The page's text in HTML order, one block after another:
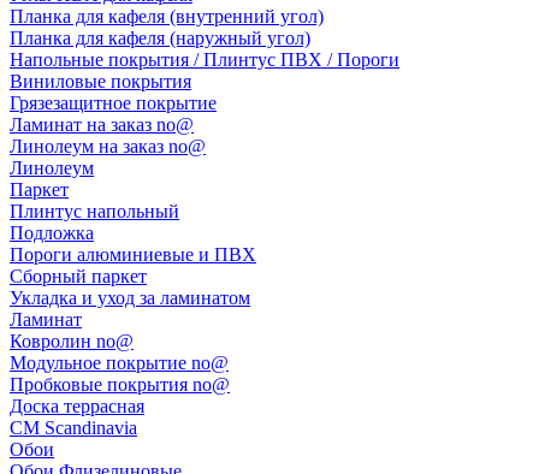
Планка для кафеля (внутренний угол)
Планка для кафеля (наружный угол)
Напольные покрытия / Плинтус ПВХ / Пороги
Виниловые покрытия
Грязезащитное покрытие
Ламинат на заказ no@
Линолеум на заказ no@
Линолеум
Паркет
Плинтус напольный
Подложка
Пороги алюминиевые и ПВХ
Сборный паркет
Укладка и уход за ламинатом
Ламинат
Ковролин no@
Модульное покрытие no@
Пробковые покрытия no@
Доска террасная
CM Scandinavia
Обои